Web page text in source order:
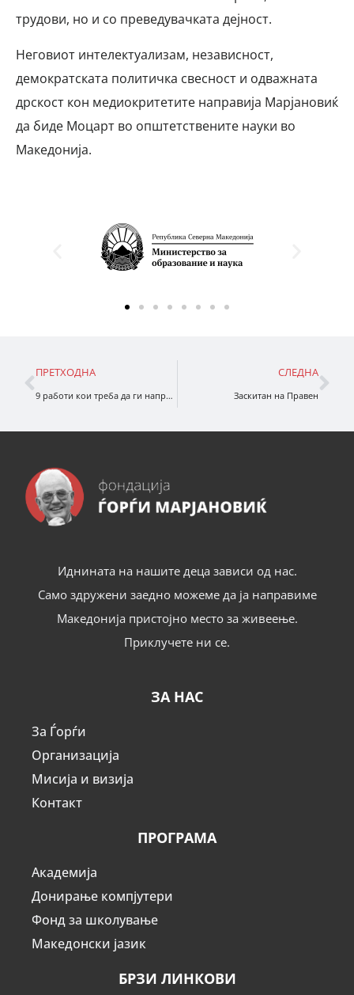
трудови, но и со преведувачката дејност.
Неговиот интелектуализам, независност,
демократската политичка свесност и одважната
дрскост кон медиокритетите направија Марјановиќ
да биде Моцарт во општетствените науки во
Македонија.
ПРЕТХОДНА
9 работи кои треба да ги направите кога детето ви вели „Не ми е гајле“
СЛЕДНА
Заскитан на Правен
Иднината на нашите деца зависи од нас.
Само здружени заедно можеме да ја направиме
Македонија пристојно место за живеење.
Приклучете ни се.
ЗА НАС
За Ѓорѓи
Организација
Мисија и визија
Контакт
ПРОГРАМА
Академија
Донирање компјутери
Фонд за школување
Македонски јазик
БРЗИ ЛИНКОВИ